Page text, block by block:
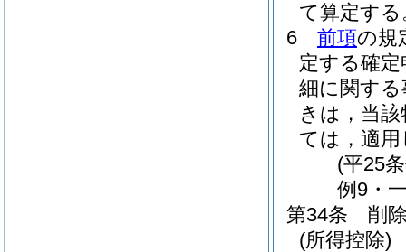
て算定する
6
前項の規
定する確
細に関す
きは，当
ては，適
(平25
例9・
第34条
削
(所得控除)